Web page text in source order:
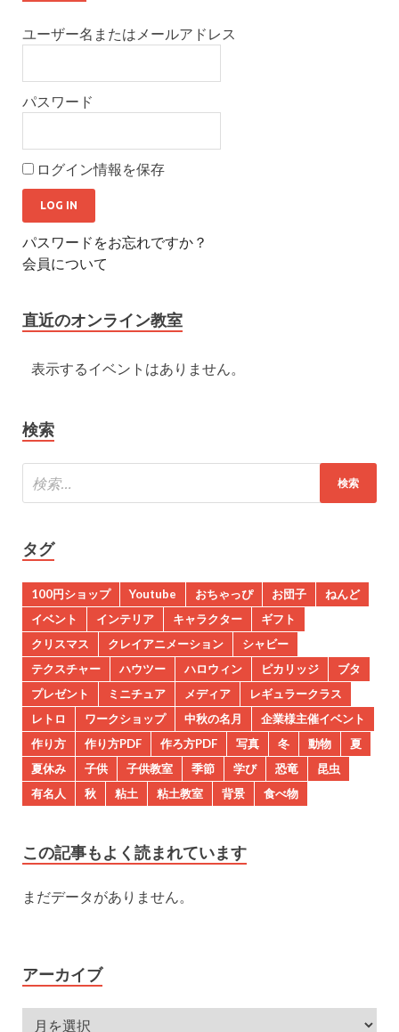
ユーザー名またはメールアドレス
パスワード
ログイン情報を保存
パスワードをお忘れですか？
会員について
直近のオンライン教室
表示するイベントはありません。
検索
タグ
100円ショップ Youtube おちゃっぴ お団子
ねんど
イベント
インテリア キャラクター
ギフト
クリスマス
クレイアニメーション
シャビー
テクスチャー
ハウツー ハロウィン ピカリッジ
ブタ
プレゼント
ミニチュア メディア
レギュラークラス
レトロ
ワークショップ 中秋の名月
企業様主催イベント
作り方
作り方PDF 作ろ方PDF 写真 冬 動物
夏
夏休み
子供 子供教室 季節 学び 恐竜
昆虫
有名人
秋 粘土 粘土教室 背景 食べ物
この記事もよく読まれています
まだデータがありません。
アーカイブ